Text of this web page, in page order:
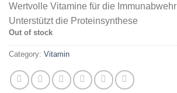
Wertvolle Vitamine für die Immunabwehr
Unterstützt die Proteinsynthese
Out of stock
Category: Vitamin